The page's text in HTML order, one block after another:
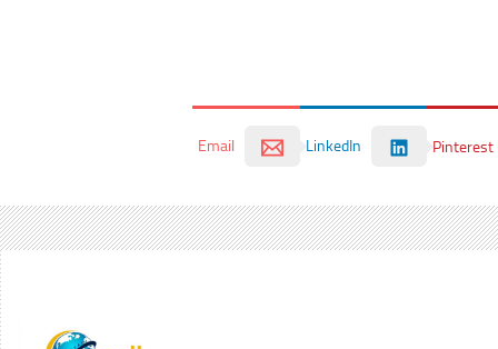
Pinterest
LinkedIn
Email